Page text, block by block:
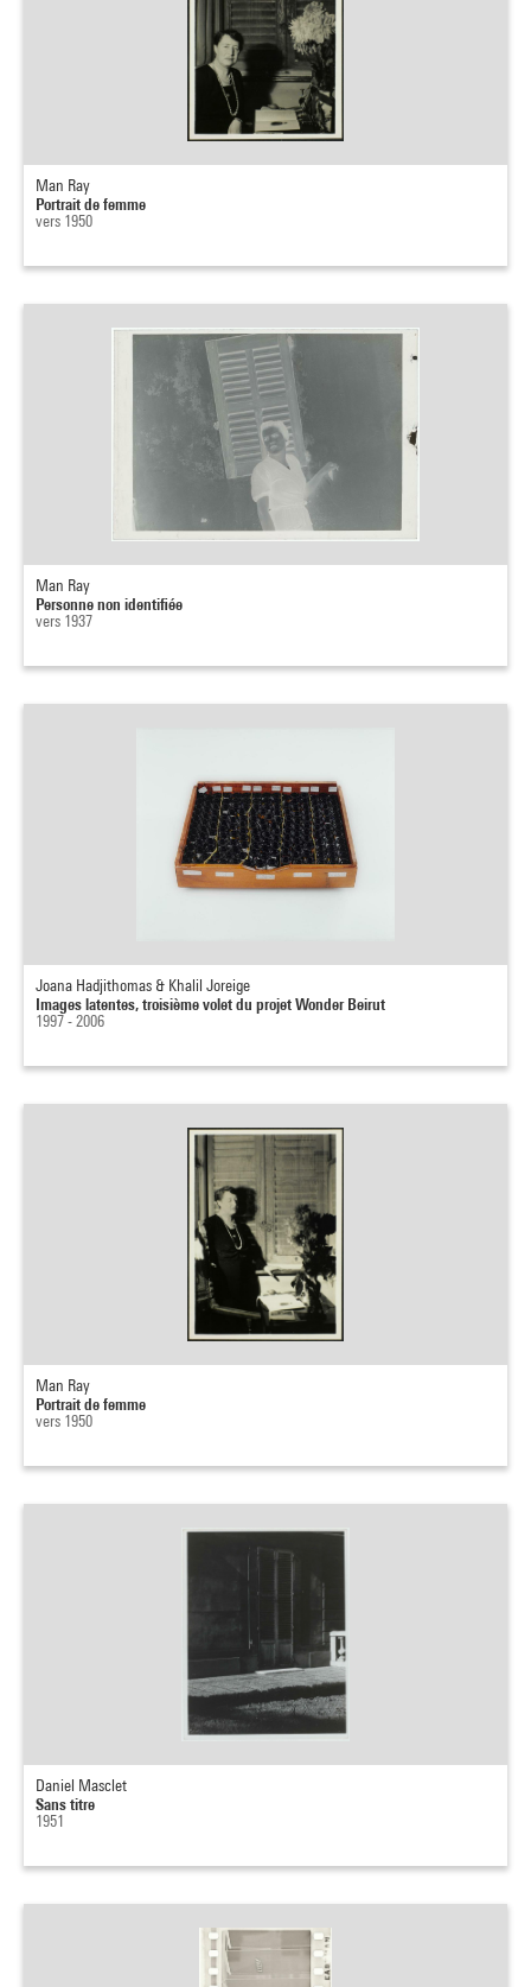
Man Ray
Portrait de femme
vers 1950
Man Ray
Personne non identifiée
vers 1937
Joana Hadjithomas & Khalil Joreige
Images latentes, troisième volet du projet Wonder Beirut
1997 - 2006
Man Ray
Portrait de femme
vers 1950
Daniel Masclet
Sans titre
1951